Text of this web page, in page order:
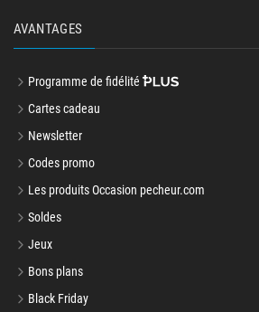
AVANTAGES
Programme de fidélité
Cartes cadeau
Newsletter
Codes promo
Les produits Occasion pecheur.com
Soldes
Jeux
Bons plans
Black Friday